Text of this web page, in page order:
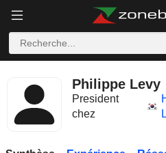
Philippe Levy
President
chez